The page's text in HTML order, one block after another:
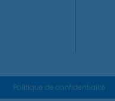
Politique de confidentialité